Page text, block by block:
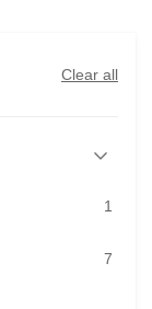
Clear all
1
7